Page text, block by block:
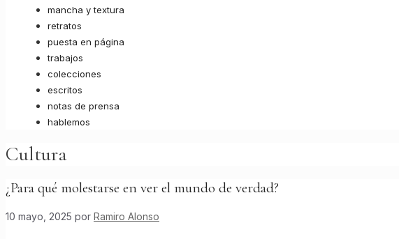
mancha y textura
retratos
puesta en página
trabajos
colecciones
escritos
notas de prensa
hablemos
Cultura
¿Para qué molestarse en ver el mundo de verdad?
10 mayo, 2025 por Ramiro Alonso